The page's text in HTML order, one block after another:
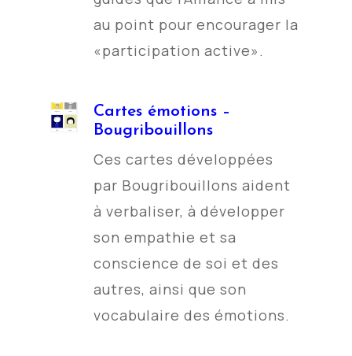
au point pour encourager la
«participation active».
Cartes émotions –
Bougribouillons
Ces cartes développées
par Bougribouillons aident
à verbaliser, à développer
son empathie et sa
conscience de soi et des
autres, ainsi que son
vocabulaire des émotions.